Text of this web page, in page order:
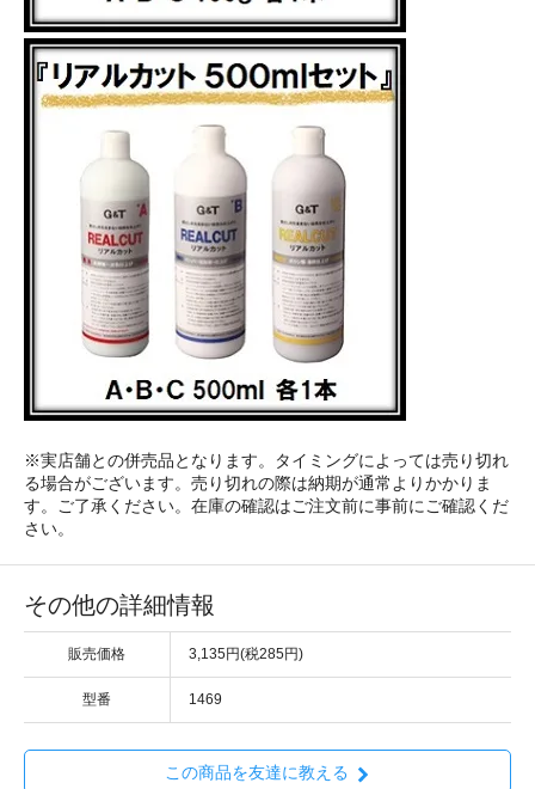
※実店舗との併売品となります。タイミングによっては売り切れ
る場合がございます。売り切れの際は納期が通常よりかかりま
す。ご了承ください。在庫の確認はご注文前に事前にご確認くだ
さい。
その他の詳細情報
販売価格 3,135円(税285円)
型番 1469
この商品を友達に教える